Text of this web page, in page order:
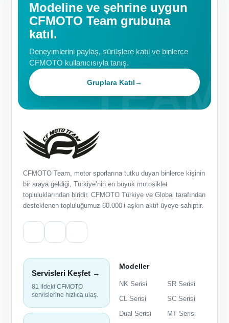
Modeline ve şehrine uygun
CFMOTO Team grubuna
katıl.
Deneyimlerini paylaş, sürüşlere katıl ve binlerce
CFMOTO kullanıcısıyla tanış.
Gruplara Katıl→
CFMOTO Team, motor sporlarına tutku duyan binlerce kişinin
bir araya geldiği, Türkiye’nin en büyük motosiklet
topluluklarından biridir. CFMOTO Türkiye ve Global tarafından
desteklenen topluluğumuz 60.000’i aşkın aktif üyeye sahiptir.
Servisleri Keşfet →
81 ildeki CFMOTO
servislerine hızlıca ulaş.
Modeller
NK Serisi
SR Serisi
CL Serisi
SC Serisi
Dual Serisi
MT Serisi